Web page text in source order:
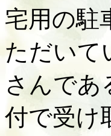
宅用の駐
ただいて
さんであ
付で受け